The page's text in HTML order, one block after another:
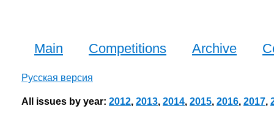
Main Competitions Archive
Русская версия
All issues by year: 2012, 2013, 2014, 2015, 2016, 2017,